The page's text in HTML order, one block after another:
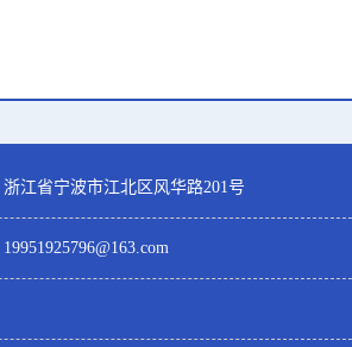
浙江省宁波市江北区风华路201号
19951925796@163.com